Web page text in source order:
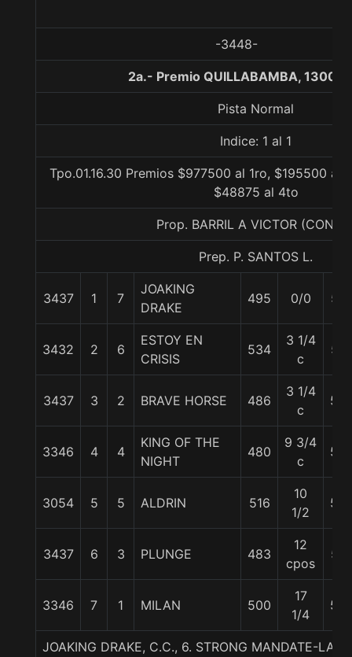
-3448-
2a.- Premio QUILLABAMBA, 1300
Pista Normal
Indice: 1 al 1
Tpo.01.16.30 Premios $977500 al 1ro, $195500 al
$48875 al 4to
Prop. BARRIL A VICTOR
Prep. P. SANTOS L.
3437 1 7
JOAKING
DRAKE
495 0/0 57
3432 2 6
ESTOY EN
CRISIS
534
3 1/4
c
57
3437 3 2 BRAVE HORSE 486
3 1/4
c
58
3346 4 4
KING OF THE
NIGHT
480
9 3/4
c
58
3054 5 5 ALDRIN 516
10
1/2
56
3437 6 3 PLUNGE 483
12
cpos
57
3346 7 1 MILAN 500
17
1/4
54
JOAKING DRAKE, C.C., 6. STRONG MANDATE-LA